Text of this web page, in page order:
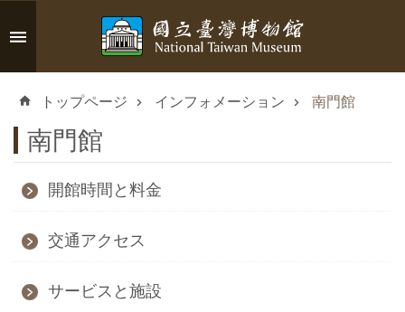
メインのコンテンツブロックにジャンプします
な
イ
フ
トップページ インフォメーション 南門館
南門館
開館時間と料金
交通アクセス
サービスと施設